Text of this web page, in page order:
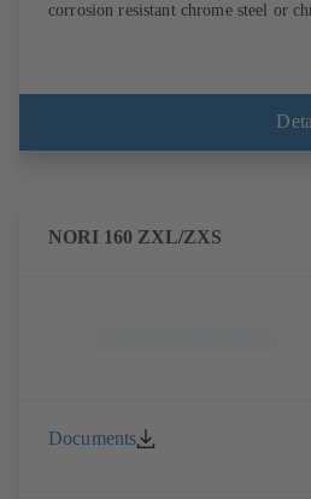
corrosion resistant chrome steel or
NORI 160 ZXL/ZXS
Documents